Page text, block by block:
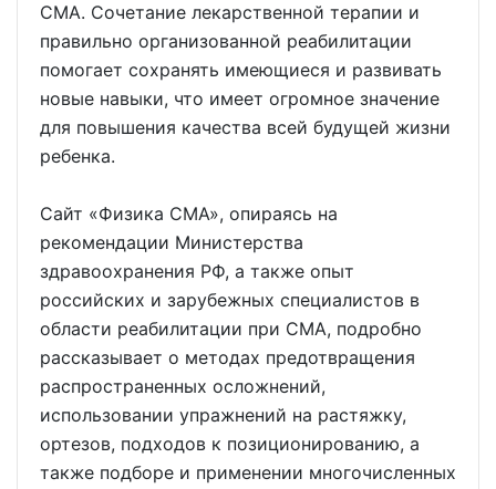
СМА. Сочетание лекарственной терапии и
правильно организованной реабилитации
помогает сохранять имеющиеся и развивать
новые навыки, что имеет огромное значение
для повышения качества всей будущей жизни
ребенка.
Сайт «Физика СМА», опираясь на
рекомендации Министерства
здравоохранения РФ, а также опыт
российских и зарубежных специалистов в
области реабилитации при СМА, подробно
рассказывает о методах предотвращения
распространенных осложнений,
использовании упражнений на растяжку,
ортезов, подходов к позиционированию, а
также подборе и применении многочисленных